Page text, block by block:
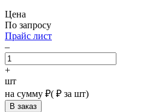
Цена
По запросу
Прайс лист
–
+
шт
на сумму ₽( ₽ за шт)